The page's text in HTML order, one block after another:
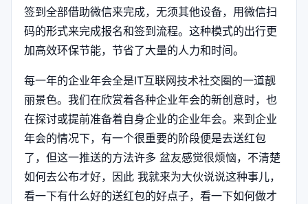
签到全部借助微信来完成，无须其他设备，用微信扫
码的形式来完成报名和签到流程。这种模式的出行更
加高效环保节能，节省了大量的人力和时间。
每一年的企业年会全是IT互联网技术社交圈的一道靓
丽景色。我们在欣赏着各种企业年会的新创意时，也
在探讨或提前准备着自身企业的企业年会。来到企业
年会的情况下，有一个很重要的阶段便是去送红包
了，但这一推送的方法许多 盆友感觉很烦恼，不清楚
如何去公布才好，因此 我就来为大伙说说这种事儿，
看一下有什么好的送红包的好点子，看一下如何做才